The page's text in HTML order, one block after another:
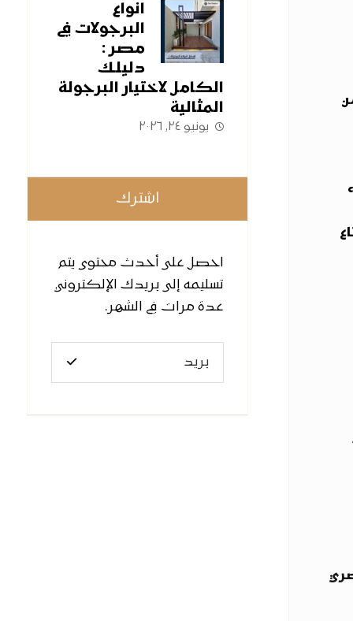
انواع
البرجولات في
مصر :
دليلك
الكامل لاختيار البرجولة
المثالية
يونيو ٢٤, ٢٠٢٦
اشترك
احصل على أحدث محتوى يتم
تسليمه إلى بريدك الإلكتروني
عدة مرات في الشهر.